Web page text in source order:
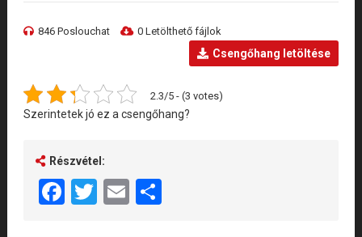
846 Poslouchat 0 Letölthető fájlok
Csengőhang letöltése
2.3/5 - (3 votes)
Szerintetek jó ez a csengőhang?
Részvétel:
Facebook
Twitter
EmailShare